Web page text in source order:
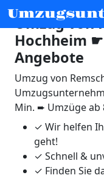
Umzug von
Hochheim
Angebote
Umzug von
Min. ➨ Umzüge ab
✓ Wir helfen
geht!
✓ Schnell &
✓ Finden Sie